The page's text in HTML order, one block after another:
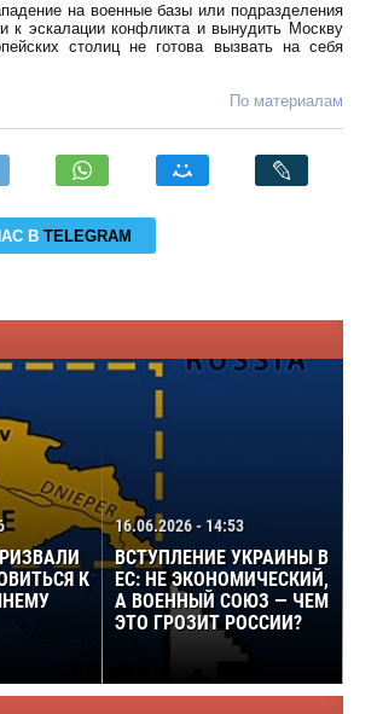
на военные базы или подразделения
к эскалации конфликта и вынудить Москву
столиц не готова вызвать на себя
По материалам
В TELEGRAM
К
16.06.2026 - 14:53
ВСТУПЛЕНИЕ УКРАИНЫ В
ЕС: НЕ ЭКОНОМИЧЕСКИЙ,
А ВОЕННЫЙ СОЮЗ — ЧЕМ
ЭТО ГРОЗИТ РОССИИ?